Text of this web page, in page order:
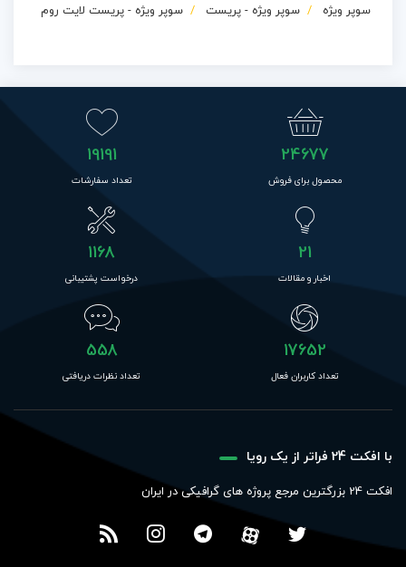
سوپر ویژه سوپر ویژه - پریست سوپر ویژه - پریست لایت روم
24677
محصول برای فروش
19191
تعداد سفارشات
21
اخبار و مقالات
1168
درخواست پشتیبانی
17652
تعداد کاربران فعال
558
تعداد نظرات دریافتی
با افکت 24 فراتر از یک رویا
افکت 24 بزرگترین مرجع پروژه های گرافیکی در ایران